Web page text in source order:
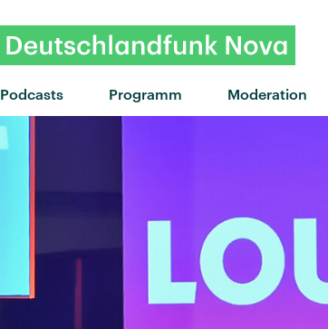
Podcasts Programm Moderation
"Girl Next Door" von JISKA